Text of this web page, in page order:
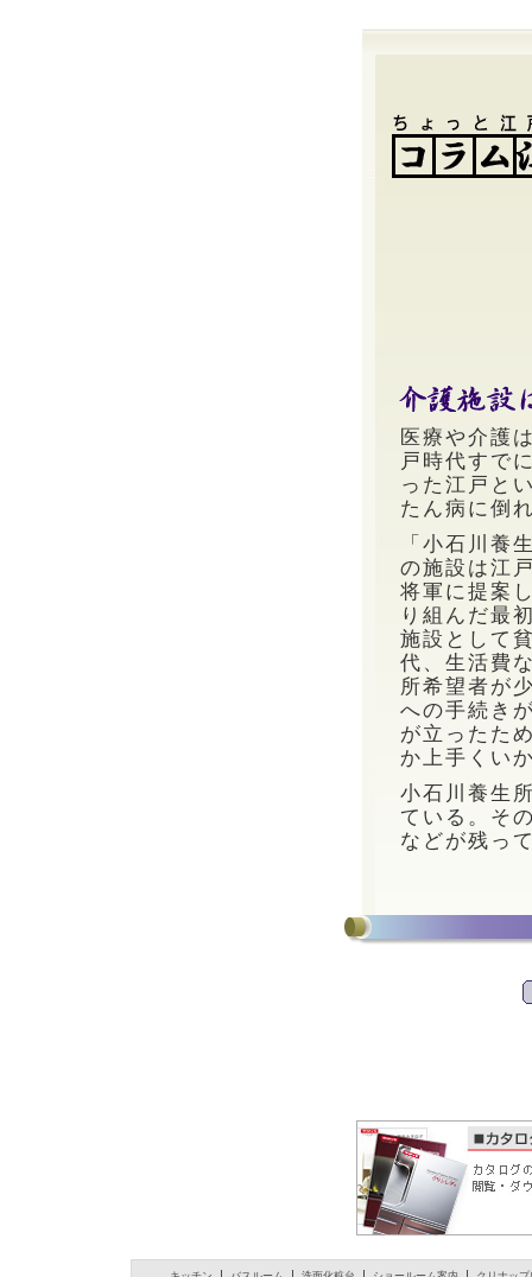
医療や介護
戸時代すで
った江戸と
たん病に倒
「小石川養
の施設は江
将軍に提案
り組んだ最
施設として
代、生活費
所希望者が
への手続き
が立ったた
か上手くい
小石川養生
ている。そ
などが残っ